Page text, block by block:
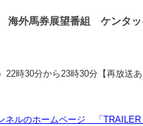
海外馬券展望番組 ケンタッ
22時30分から23時30分【再放送
ネルのホームページ 「